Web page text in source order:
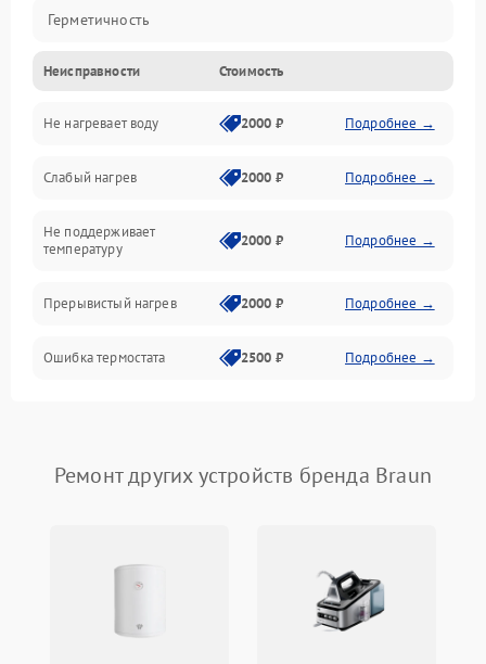
Герметичность
Неисправности Стоимость
Не нагревает воду 2000 ₽ Подробнее →
Слабый нагрев 2000 ₽ Подробнее →
Не поддерживает
температуру
2000 ₽ Подробнее →
Прерывистый нагрев 2000 ₽ Подробнее →
Ошибка термостата 2500 ₽ Подробнее →
Ремонт других устройств бренда Braun